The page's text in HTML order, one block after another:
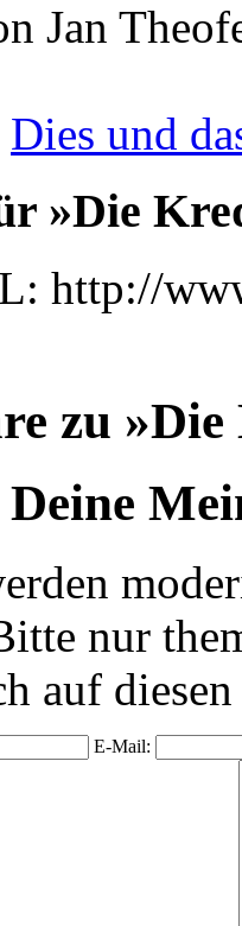
Jan
Dies und
»Die
http://
zu
nur
auf
E-Mail: